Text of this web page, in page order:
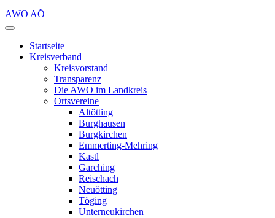
AWO AÖ
Startseite
Kreisverband
Kreisvorstand
Transparenz
Die AWO im Landkreis
Ortsvereine
Altötting
Burghausen
Burgkirchen
Emmerting-Mehring
Kastl
Garching
Reischach
Neuötting
Töging
Unterneukirchen